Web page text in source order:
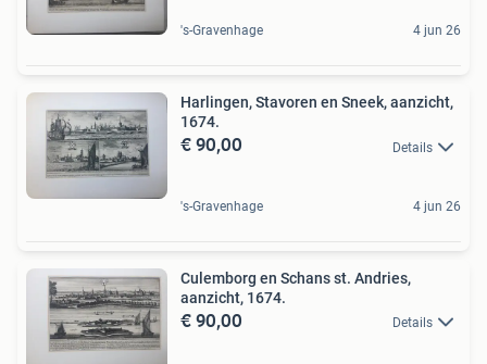
's-Gravenhage 4 jun 26
Harlingen, Stavoren en Sneek, aanzicht,
1674.
€ 90,00 Details
's-Gravenhage 4 jun 26
Culemborg en Schans st. Andries,
aanzicht, 1674.
€ 90,00 Details